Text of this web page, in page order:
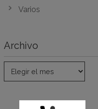
Varios
Archivo